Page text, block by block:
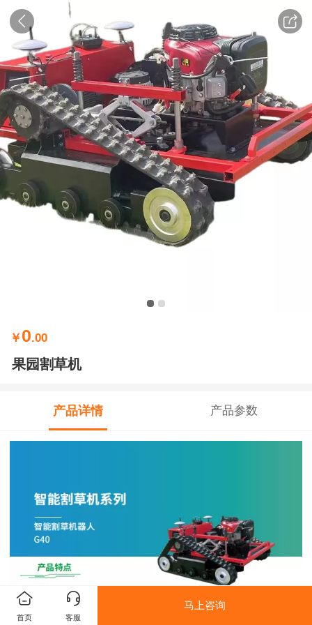
￥ 0.00
果园割草机
产品详情 产品参数
首页 客服
马上咨询